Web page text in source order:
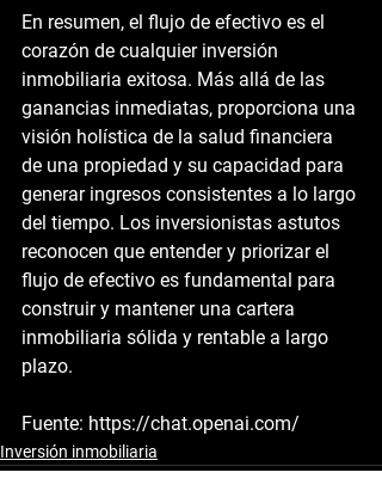
En resumen, el flujo de efectivo es el
corazón de cualquier inversión
inmobiliaria exitosa. Más allá de las
ganancias inmediatas, proporciona una
visión holística de la salud financiera
de una propiedad y su capacidad para
generar ingresos consistentes a lo largo
del tiempo. Los inversionistas astutos
reconocen que entender y priorizar el
flujo de efectivo es fundamental para
construir y mantener una cartera
inmobiliaria sólida y rentable a largo
plazo.
Fuente: https://chat.openai.com/
Inversión inmobiliaria